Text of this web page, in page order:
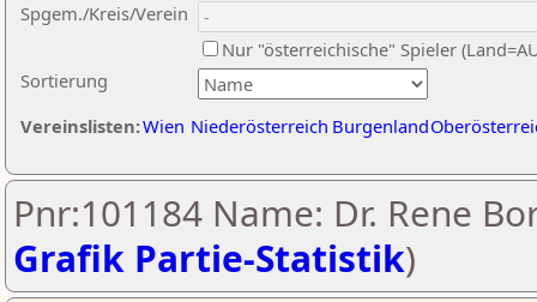
Sortierung
Spgem./Kreis/Verein
Nur "österreichische" Spieler
Vereinslisten:Wien Niederösterreich Burgenland
Pnr:101184 Name: Dr. Rene
Grafik Partie-Statistik)